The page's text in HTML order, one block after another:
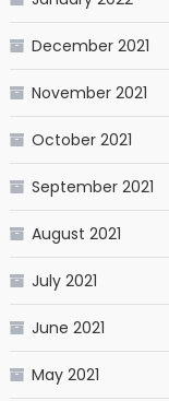
December 2021
November 2021
October 2021
September 2021
August 2021
July 2021
June 2021
May 2021